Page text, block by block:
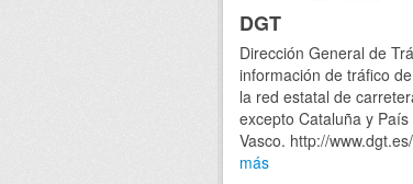
DGT
Dirección General de
información de tráfico
la red estatal de
excepto Cataluña y País
Vasco. http://www.dgt.es/
más